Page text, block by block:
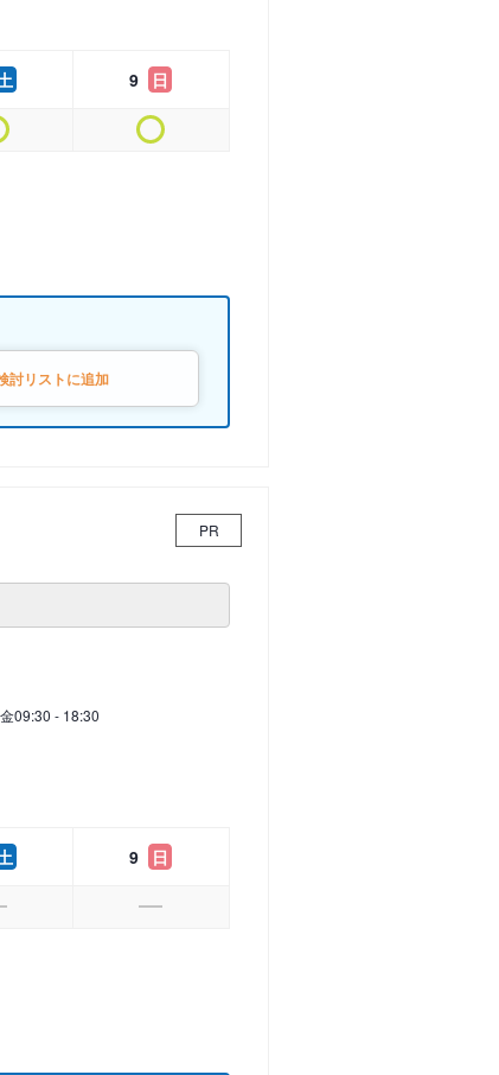
9 日
討リストに追加
PR
金09:30 - 18:30
9 日